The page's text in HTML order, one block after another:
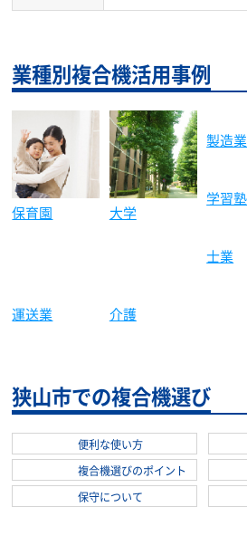
業種別複合機活用事例
保育園 大学
製造業
学習塾
士業 運送業
狭山市での複合機選び
便利な使い方
複合機選びのポイント
保守について